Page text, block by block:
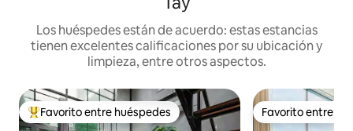
Los huéspedes están de acuerdo: estas estancias
tienen excelentes calificaciones por su ubicación y
limpieza, entre otros aspectos.
De los mejores en Favorito entre huéspedes
Favorito entre huéspedes Favorito entre
Favorito entre